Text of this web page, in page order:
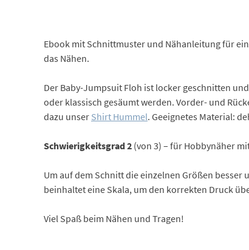
Ebook mit Schnittmuster und Nähanleitung für
das Nähen.
Der Baby-Jumpsuit Floh ist locker geschnitten
oder klassisch gesäumt werden. Vorder- und
dazu unser Shirt Hummel. Geeignetes Material:
Schwierigkeitsgrad 2(von 3) – für Hobbynäher
Um auf dem Schnitt die einzelnen Größen
beinhaltet eine Skala, um den korrekten Druck
Viel Spaß beim Nähen und Tragen!